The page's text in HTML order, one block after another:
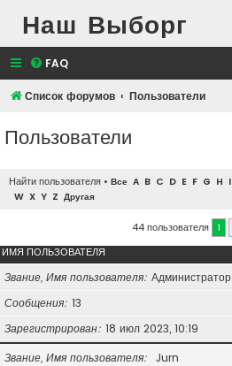
Наш Выборг
FAQ
Список форумов Пользователи
Пользователи
Найти пользователя • Все A B C D E F G H I
W X Y Z Другая
44 пользователя 1
ИМЯ ПОЛЬЗОВАТЕЛЯ
Звание, Имя пользователя Администратор
Сообщения 13
Зарегистрирован 18 июл 2023, 10:19
Звание, Имя пользователя
Jurn